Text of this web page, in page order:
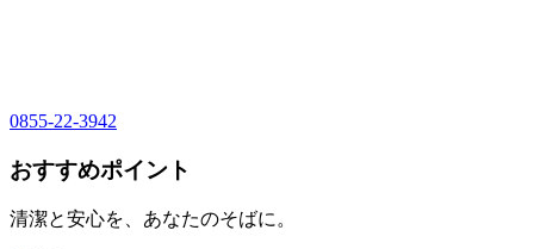
0855-22-3942
おすすめポイント
清潔と安心を、あなたのそばに。